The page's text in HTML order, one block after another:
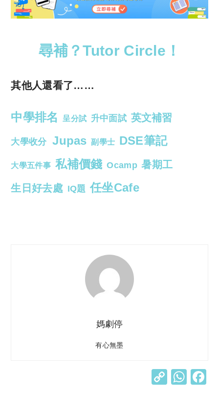
尋補？Tutor Circle！
其他人還看了……
中學排名 呈分試 升中面試 英文補習
大學收分 Jupas 副學士 DSE筆記
大學五件事 私補價錢 Ocamp 暑期工
生日好去處 IQ題 任坐Cafe
媽劇停
有心無墨
C W